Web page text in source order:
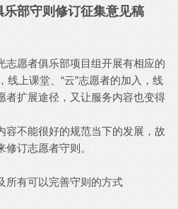
乐部守则修订征集意见稿
志愿者俱乐部项目组开展有相应的
线上课堂、“云”志愿者的加入，线
者扩展途径，又让服务内容也变得
容不能很好的规范当下的发展，故
订志愿者守则。
所有可以完善守则的方式